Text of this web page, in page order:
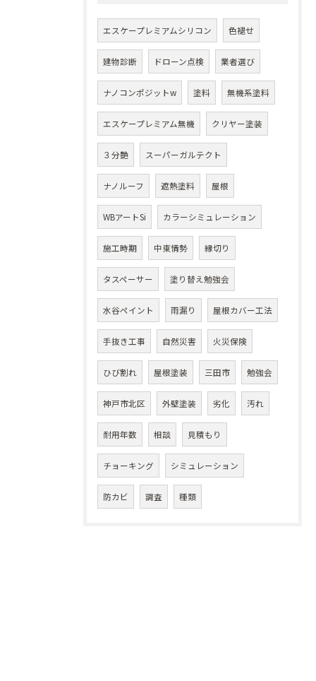
エスケープレミアムシリコン 色褪せ
建物診断 ドローン点検 業者選び
ナノコンポジットw 塗料 無機系塗料
エスケープレミアム無機 クリヤー塗装
３分艶 スーパーガルテクト
ナノルーフ 遮熱塗料 屋根
WBアートSi カラーシミュレーション
施工時期 中東情勢 縁切り
タスペーサー 塗り替え勉強会
水谷ペイント 雨漏り 屋根カバー工法
手抜き工事 自然災害 火災保険
ひび割れ 屋根塗装 三田市 勉強会
神戸市北区 外壁塗装 劣化 汚れ
耐用年数 相談 見積もり
チョーキング シミュレーション
防カビ 調査 種類